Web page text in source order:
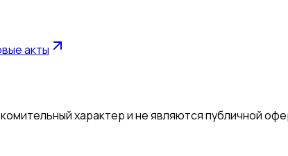
акты
характер и не являются публичной